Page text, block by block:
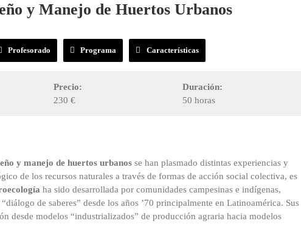
y Manejo de Huertos Urbanos
Profesorado Programa Características
Precio:
230 €
Duración:
50 horas
y manejo de huertos urbanos se han plasmado distintas experiencias y
de los recursos naturales a través de formas de acción social colectiva, es
ha sido desarrollada por comunidades campesinas e indígenas,
de saberes” desde los años ’70 principalmente en Latinoamérica. Sus
desde modelos “industrializados” de producción agraria hacia modelos